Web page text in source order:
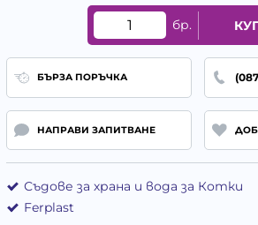
бр.
БЪРЗА ПОРЪЧКА
НАПРАВИ ЗАПИТВАНЕ
Съдове за храна и вода за Котки
Ferplast